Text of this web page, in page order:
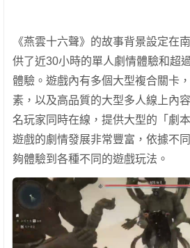
《燕雲十六聲》的故事背景設定在
供了近30小時的單人劇情體驗和超
體驗。遊戲內有多個大型複合關卡
素，以及高品質的大型多人線上內
名玩家同時在線，提供大型的「劇
遊戲的劇情發展非常豐富，依據不
夠體驗到各種不同的遊戲玩法。